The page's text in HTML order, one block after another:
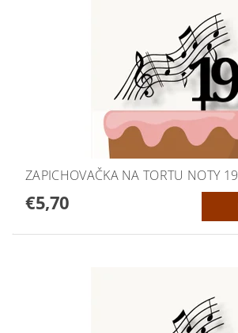
ZAPICHOVAČKA NA TORTU NOTY 19
€5,70